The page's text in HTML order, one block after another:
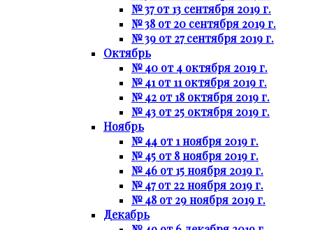
№ 37 от 13 сентября 2019 г.
№ 38 от 20 сентября 2019 г.
№ 39 от 27 сентября 2019 г.
Октябрь
№ 40 от 4 октября 2019 г.
№ 41 от 11 октября 2019 г.
№ 42 от 18 октября 2019 г.
№ 43 от 25 октября 2019 г.
Ноябрь
№ 44 от 1 ноября 2019 г.
№ 45 от 8 ноября 2019 г.
№ 46 от 15 ноября 2019 г.
№ 47 от 22 ноября 2019 г.
№ 48 от 29 ноября 2019 г.
Декабрь